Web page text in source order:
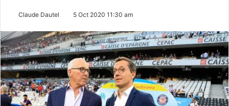
Claude Dautel 5 Oct 2020 11:30 am